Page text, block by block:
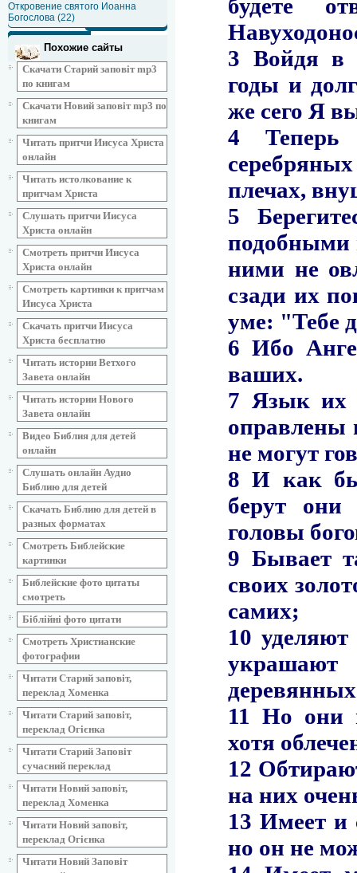
Откровение святого Иоанна
Богослова (22)
Похожие сайты
Скачати Старий заповіт mp3
по книгам
Скачати Новий заповіт mp3 по
книгам
Читать притчи Иисуса Христа
онлайн
Читать истолкование к
притчам Христа
Слушать притчи Иисуса
Христа онлайн
Смотреть притчи Иисуса
Христа онлайн
Смотреть картинки к притчам
Иисуса Христа
Скачать притчи Иисуса
Христа бесплатно
Читать истории Ветхого
Завета онлайн
Читать истории Нового
Завета онлайн
Видео Библия для детей
онлайн
Слушать онлайн Аудио
Библию для детей
Скачать Библию для детей в
разных форматах
Смотреть Библейские
картинки
Библейские фото цитаты
смотреть
Біблійні фото цитати
Смотреть Христианские
фотографии
Читати Старий заповіт,
переклад Хоменка
Читати Старий заповіт,
переклад Огієнка
Читати Старий Заповіт
сучасний переклад
Читати Новий заповіт,
переклад Хоменка
Читати Новий заповіт,
переклад Огієнка
Читати Новий Заповіт